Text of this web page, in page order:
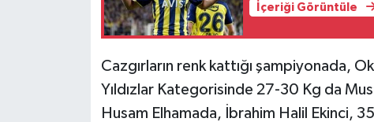
İçeriği Görüntüle
Cazgırların renk kattığı şampiyonada,
Yıldızlar Kategorisinde 27-30 Kg da
Husam Elhamada, İbrahim Halil Ekinci,